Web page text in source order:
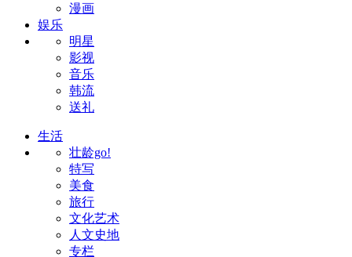
漫画
娱乐
明星
影视
音乐
韩流
送礼
生活
壮龄go!
特写
美食
旅行
文化艺术
人文史地
专栏